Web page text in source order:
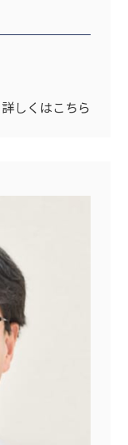
詳しくはこちら